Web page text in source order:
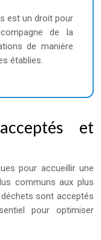
est un droit pour
de la
de manière
établies.
et
pour accueillir une
communs aux plus
sont acceptés
pour optimiser